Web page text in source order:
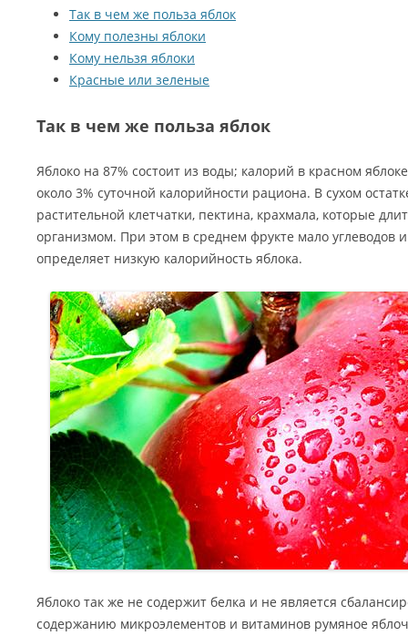
Так в чем же польза яблок
Кому полезны яблоки
Кому нельзя яблоки
Красные или зеленые
Так в чем же польза яблок
Яблоко на 87% состоит из воды; калорий в красном
около 3% суточной калорийности рациона. В сухом
растительной клетчатки, пектина, крахмала, которые
организмом. При этом в среднем фрукте мало углеводов
определяет низкую калорийность яблока.
Яблоко так же не содержит белка и не является
содержанию микроэлементов и витаминов румяное